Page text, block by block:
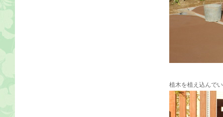
植木を植え込んで